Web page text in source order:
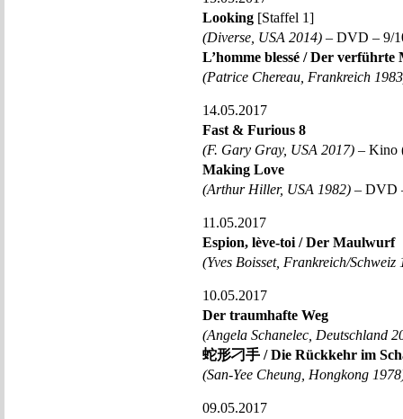
Looking [Staffel 1]
(Diverse, USA 2014) – DVD – 9/
L’homme blessé / Der verführte
(Patrice Chereau, Frankreich
14.05.2017
Fast & Furious 8
(F. Gary Gray, USA 2017) – Kino
Making Love
(Arthur Hiller, USA 1982) – DVD
11.05.2017
Espion, lève-toi / Der Maulwurf
(Yves Boisset, Frankreich/Schweiz
10.05.2017
Der traumhafte Weg
(Angela Schanelec, Deutschland
蛇形刁手 / Die Rückkehr im
(San-Yee Cheung, Hongkong
09.05.2017